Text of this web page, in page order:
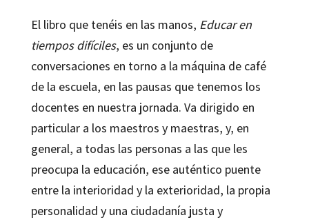
El libro que tenéis en las manos, Educar en
tiempos difíciles, es un conjunto de
conversaciones en torno a la máquina de café
de la escuela, en las pausas que tenemos los
docentes en nuestra jornada. Va dirigido en
particular a los maestros y maestras, y, en
general, a todas las personas a las que les
preocupa la educación, ese auténtico puente
entre la interioridad y la exterioridad, la propia
personalidad y una ciudadanía justa y